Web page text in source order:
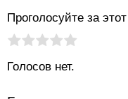
Проголосуйте за
Рейтинг статьи:
Голосов нет.